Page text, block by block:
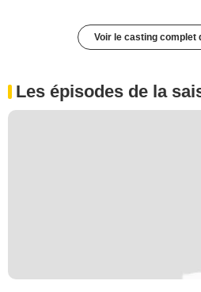
Voir le casting complet
Les épisodes de la